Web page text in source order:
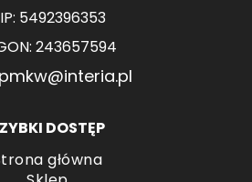
5492396353
243657594
pmkw@interia.pl
DOSTĘP
główna